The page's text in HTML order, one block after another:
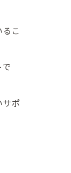
こ
サポ